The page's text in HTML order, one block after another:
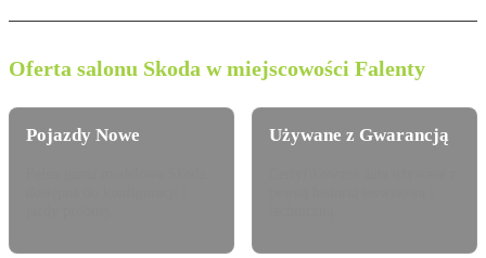
Oferta salonu Skoda w miejscowości Falenty
Pojazdy Nowe Używane z Gwarancją